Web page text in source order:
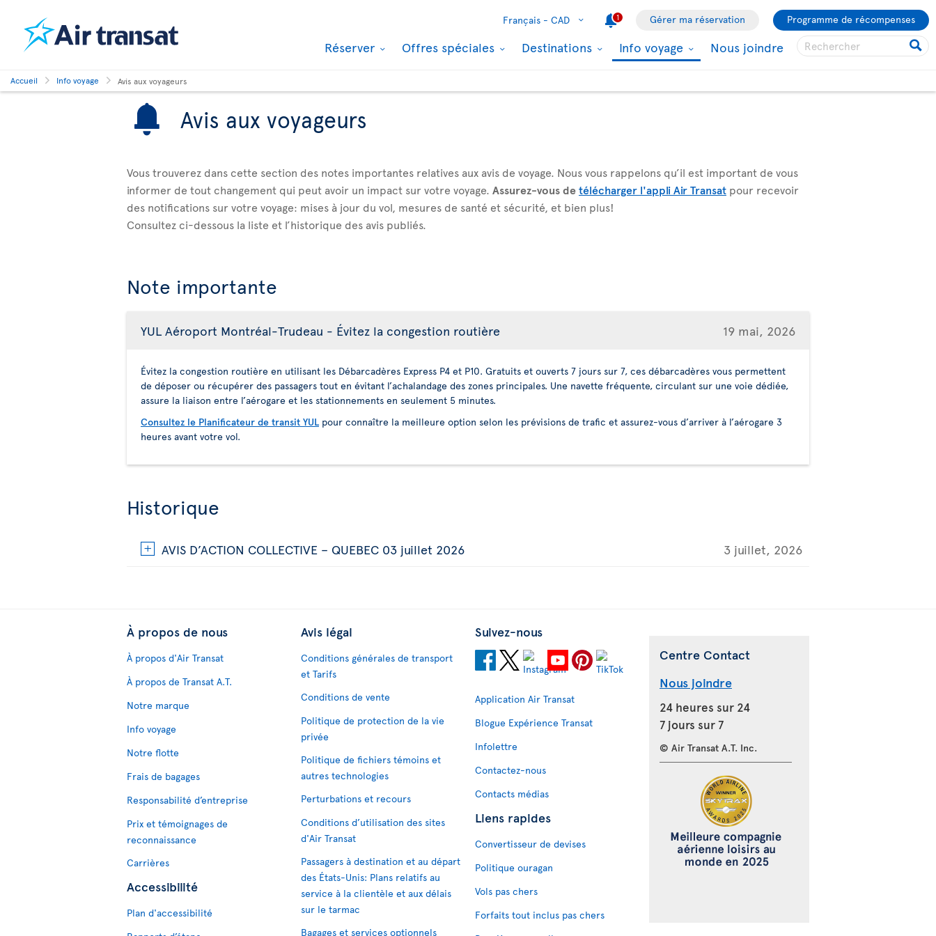
Français - CAD 1 Gérer ma réservation Programme de récompenses
Réserver Offres spéciales Destinations Info voyage Nous joindre
Accueil Info voyage Avis aux voyageurs
Avis aux voyageurs
Vous trouverez dans cette section des notes importantes relatives aux avis de voyage. Nous vous rappelons qu’il est important de vous
informer de tout changement qui peut avoir un impact sur votre voyage. Assurez-vous detélécharger l'appli Air Transat pour recevoir
des notifications sur votre voyage: mises à jour du vol, mesures de santé et sécurité, et bien plus!
Consultez ci-dessous la liste et l’historique des avis publiés.
Note importante
YUL Aéroport Montréal-Trudeau - Évitez la congestion routière 19 mai, 2026
Évitez la congestion routière en utilisant les Débarcadères Express P4 et P10. Gratuits et ouverts 7 jours sur 7, ces débarcadères vous permettent
de déposer ou récupérer des passagers tout en évitant l’achalandage des zones principales. Une navette fréquente, circulant sur une voie dédiée,
assure la liaison entre l’aérogare et les stationnements en seulement 5 minutes.
Consultez le Planificateur de transit YUL pour connaître la meilleure option selon les prévisions de trafic et assurez-vous d’arriver à l’aérogare 3
heures avant votre vol.
Historique
AVIS D’ACTION COLLECTIVE – QUEBEC 03 juillet 2026 3 juillet, 2026
À propos de nous
À propos d'Air Transat
À propos de Transat A.T.
Notre marque
Info voyage
Notre flotte
Frais de bagages
Responsabilité d’entreprise
Prix et témoignages de
reconnaissance
Carrières
Accessibilité
Plan d'accessibilité
Avis légal
Conditions générales de transport
et Tarifs
Conditions de vente
Politique de protection de la vie
privée
Politique de fichiers témoins et
autres technologies
Perturbations et recours
Conditions d’utilisation des sites
d'Air Transat
Passagers à destination et au départ
des États-Unis: Plans relatifs au
service à la clientèle et aux délais
sur le tarmac
Bagages et services optionnels
Suivez-nous
Application Air Transat
Blogue Expérience Transat
Infolettre
Contactez-nous
Contacts médias
Liens rapides
Convertisseur de devises
Politique ouragan
Vols pas chers
Forfaits tout inclus pas chers
Centre Contact
Nous joindre
24 heures sur 24
7 jours sur 7
© Air Transat A.T. Inc.